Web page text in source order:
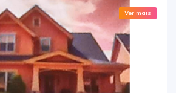
Ver mais